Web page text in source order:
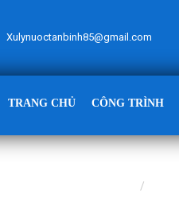
Xulynuoctanbinh85@gmail.com
TRANG CHỦ CÔNG TRÌNH